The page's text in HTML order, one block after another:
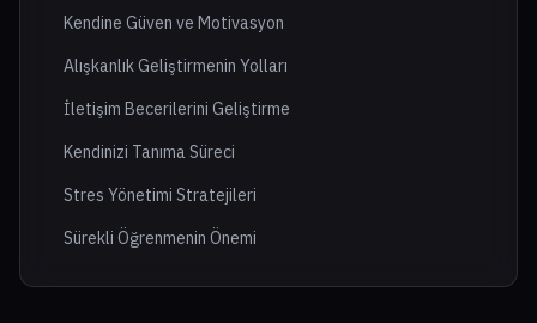
Kendine Güven ve Motivasyon
Alışkanlık Geliştirmenin Yolları
İletişim Becerilerini Geliştirme
Kendinizi Tanıma Süreci
Stres Yönetimi Stratejileri
Sürekli Öğrenmenin Önemi